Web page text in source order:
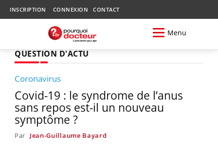
INSCRIPTION CONNEXION CONTACT
Menu
QUESTION D'ACTU
Coronavirus
Covid-19 : le syndrome de l’anus
sans repos est-il un nouveau
symptôme ?
Par Jean-Guillaume Bayard